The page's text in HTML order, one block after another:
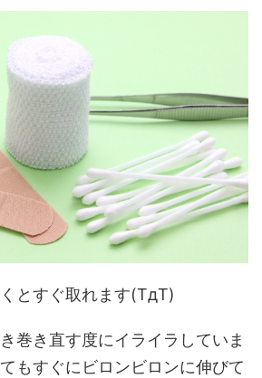
とすぐ取れます(TдT)
巻き直す度にイライラしていま
もすぐにビロンビロンに伸びて